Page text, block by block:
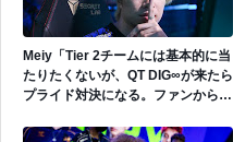
Meiy「Tier 2チームには基本的に当
たりたくないが、QT DIG∞が来たら
プライド対決になる。ファンからは
らしんどい試合になると思ってい